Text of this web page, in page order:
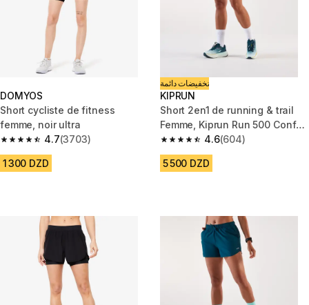
DOMYOS
Short cycliste de fitness
femme, noir ultra
4.7
4.7 out of 5 stars from 3703 reviews
(3703)
1 300 DZD
تخفيضات دائمة
KIPRUN
Short 2en1 de running & trail
Femme, Kiprun Run 500 Confort
noir
4.6
4.6 out of 5 stars from 604
(604)
5 500 DZD